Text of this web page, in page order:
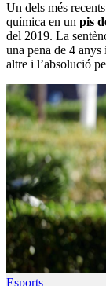
Un dels més
química en un pis
del 2019. La
una pena de 4 anys
altre i l’absolució
Esports